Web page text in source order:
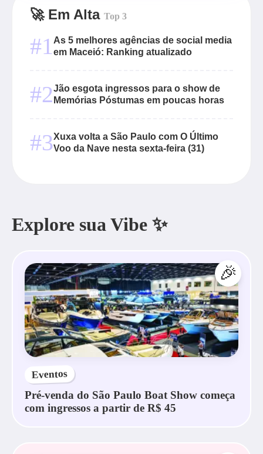
🚀 Em Alta Top 3
#1As 5 melhores agências de social media
em Maceió: Ranking atualizado
#2Jão esgota ingressos para o show de
Memórias Póstumas em poucas horas
#3Xuxa volta a São Paulo com O Último
Voo da Nave nesta sexta-feira (31)
Explore sua Vibe ✨
🎉
Eventos
Pré-venda do São Paulo Boat Show começa
com ingressos a partir de R$ 45